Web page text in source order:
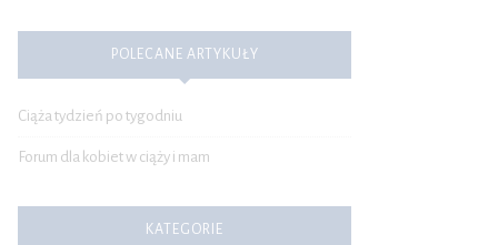
POLECANE ARTYKUŁY
Ciąża tydzień po tygodniu
Forum dla kobiet w ciąży i mam
KATEGORIE